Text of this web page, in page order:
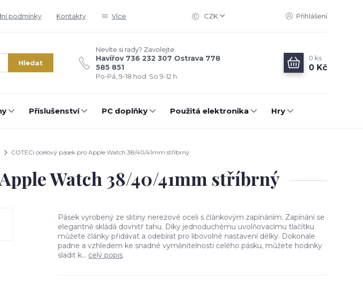
podmínky Kontakty Více CZK Přihlášení
Hledat
Nevíte si rady? Zavolejte.
Havířov 736 232 307 Ostrava 778
585 851
Po-Pá, 9-18 hod. So 9-12 h.
0 ks
0 Kč
Příslušenství PC doplňky Použitá elektronika Hry
COTECi ocelový pásek pro Apple Watch 38/40/41mm stříbrný
Watch 38/40/41mm stříbrný
Pásek vyrobený ze slitiny nerezové oceli s článkovým zapínáním. Zapínání se
elegantně skládá dovnitř tahu. Díky jednoduchému uvolňovacímu tlačítku
můžete články přidávat a odebírat pro libovolné nastavení délky. Dokonale
padne a vzhledem ke snadné vyměnitelnosti celého pásku, můžete hodinky
sladit k... celý popis